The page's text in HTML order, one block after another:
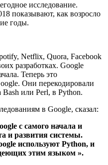
исследование.
показывают, как возросло
годы.
Netflix, Quora, Facebook
разработках. Google
Теперь это
Они перекодировали
или Perl, в Python.
в Google, сказал:
с самого начала и
и развития системы.
используют Python, и
этим языком ».